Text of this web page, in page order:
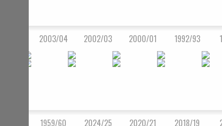
2003/04 2002/03 2000/01 1992/93
1959/60 2024/25 2020/21 2018/19